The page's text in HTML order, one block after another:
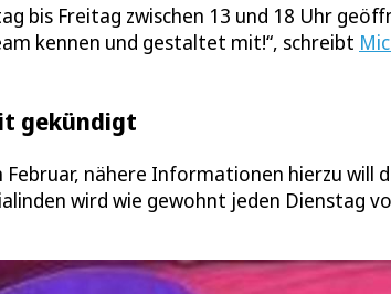
bis Freitag zwischen 13 und 18 Uhr
kennen und gestaltet mit!“, schreibt
gekündigt
nähere Informationen hierzu will
wird wie gewohnt jeden Dienstag